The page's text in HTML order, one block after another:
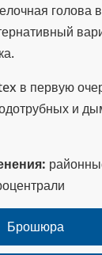
голова
в первую
и
Брошюра